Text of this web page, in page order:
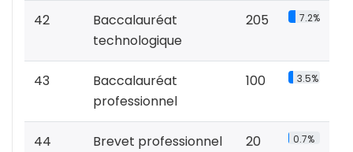
42
Baccalauréat
technologique
205 7.2%
43
Baccalauréat
professionnel
100 3.5%
44
Brevet professionnel
20 0.7%